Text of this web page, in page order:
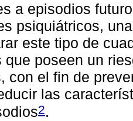
a episodios
psiquiátricos,
este tipo de
que poseen un
con el fin de
las
2.